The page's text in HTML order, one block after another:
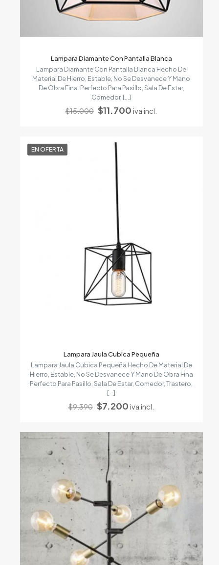
Lampara Diamante Con Pantalla Blanca
Lampara Diamante Con Pantalla Blanca Hecho De
Material De Hierro, Estable, No Se Desvanece Y Mano
De Obra Fina. Perfecto Para Pasillo, Sala De Estar,
Comedor, […]
$15.000 El
$15.000.
$11.700El
iva incl.
EN OFERTA
Lampara Jaula Cubica Pequeña
Lampara Jaula Cubica Pequeña Hecho De Material De
Hierro, Estable, No Se Desvanece Y Mano De Obra Fina
Perfecto Para Pasillo, Sala De Estar, Comedor, Trastero,
[…]
$9.390 El
era:
$9.390.
$7.200El
es:
$7.200.
iva incl.